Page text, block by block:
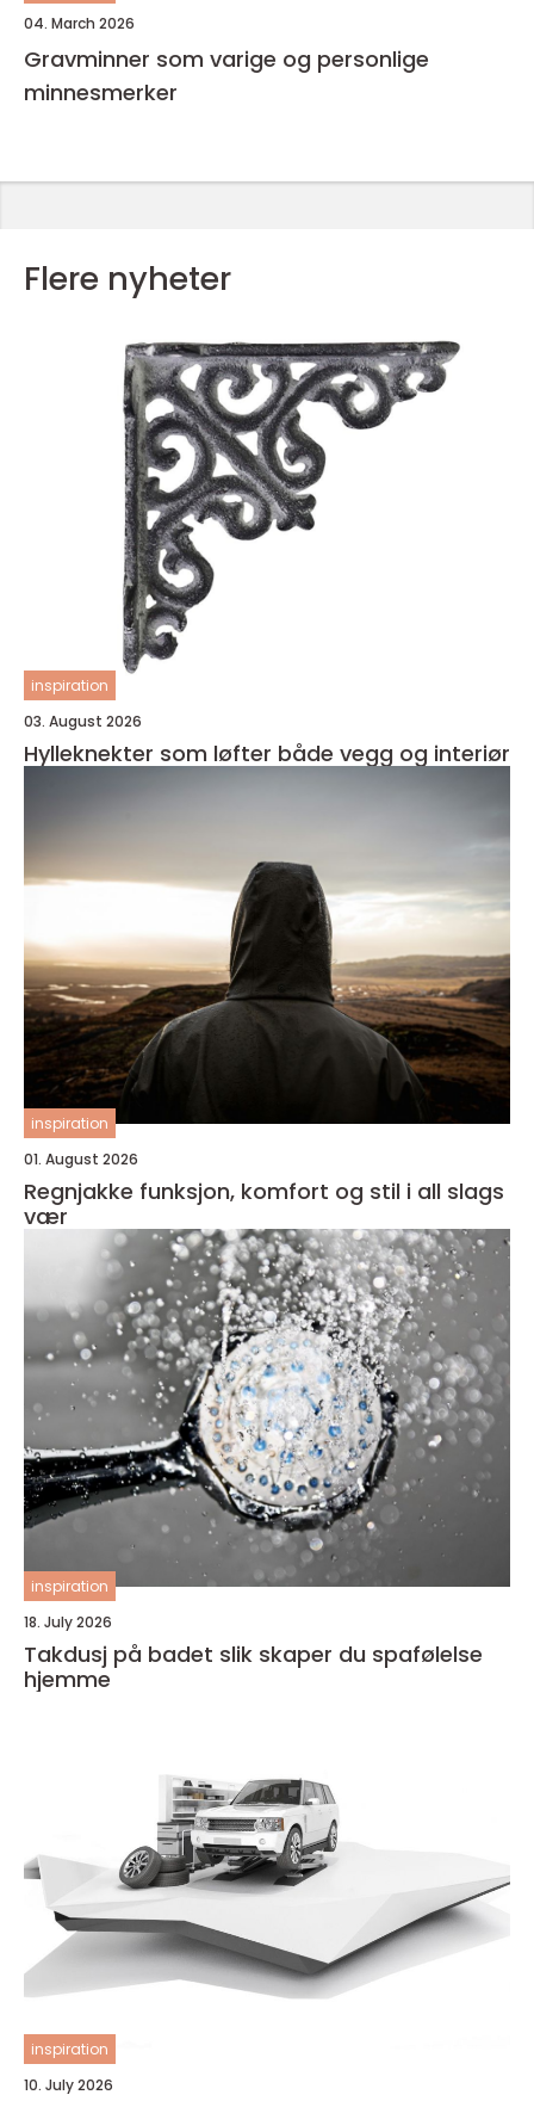
04. March 2026
Gravminner som varige og personlige
minnesmerker
Flere nyheter
inspiration
03. August 2026
Hylleknekter som løfter både vegg og interiør
inspiration
01. August 2026
Regnjakke funksjon, komfort og stil i all slags
vær
inspiration
18. July 2026
Takdusj på badet slik skaper du spafølelse
hjemme
inspiration
10. July 2026